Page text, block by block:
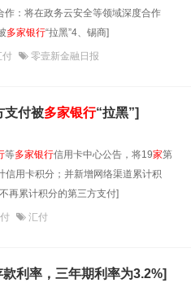
：将在政务云安全等领域深度合作
多家银行“拉黑”4、锡商]
付 零壹新金融日报
支付被多家银行“拉黑”]
等多家银行信用卡中心公告，将19家第
信用卡积分；并新增网络渠道累计积
再累计积分的第三方支付]
汇付
款利率，三年期利率为3.2%]